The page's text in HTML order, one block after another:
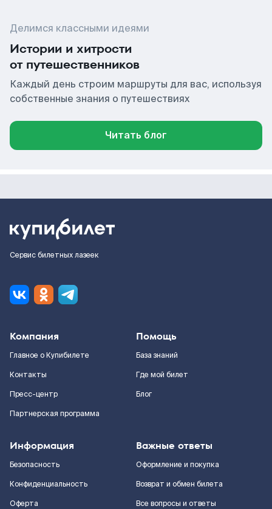
Делимся классными идеями
Истории и хитрости
от путешественников
Каждый день строим маршруты для вас, используя
собственные знания о путешествиях
Читать блог
Сервис билетных лазеек
Компания
Главное о Купибилете
Контакты
Пресс-центр
Партнерская программа
Помощь
База знаний
Где мой билет
Блог
Информация
Безопасность
Конфиденциальность
Оферта
Важные ответы
Оформление и покупка
Возврат и обмен билета
Все вопросы и ответы